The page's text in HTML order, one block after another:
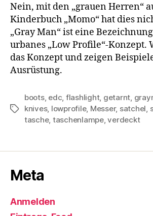
Nein, mit den „grauen Herren“
Kinderbuch „Momo“ hat dies
„Gray Man“ ist eine
urbanes „Low Profile“-
das Konzept und zeigen
Ausrüstung.
Schlagwörter
boots, edc flashlight, getarnt
knives, lowprofile, Messer, satchel
tasche, taschenlampe,verdeckt
Meta
Anmelden